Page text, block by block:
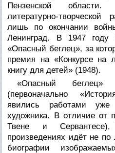
Пензенской области.
литературно-
лишь по окончании
Ленинград. В 1947 году
«Опасный беглец», за
премия на «Конкурсе на
книгу для детей» (1948).
«Опасный
(первоначально
явились работами уже
художника. В отличие от
Твене и
произведениях идёт не
биографии